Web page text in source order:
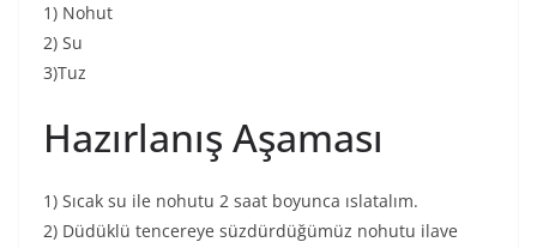
1) Nohut
2) Su
3)Tuz
Hazırlanış Aşaması
1) Sıcak su ile nohutu 2 saat boyunca ıslatalım.
2) Düdüklü tencereye süzdürdüğümüz nohutu ilave